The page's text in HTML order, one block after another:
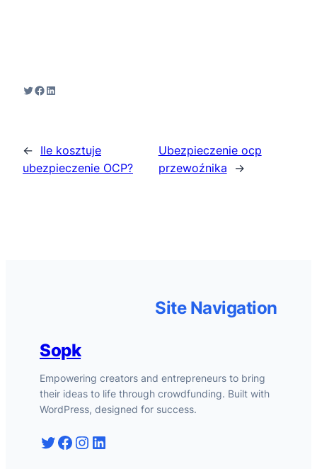
Twitter
Facebook
LinkedIn
← Ile kosztuje
ubezpieczenie OCP?
Ubezpieczenie ocp
przewoźnika
→
Sopk
Empowering creators and entrepreneurs to bring
their ideas to life through crowdfunding. Built with
WordPress, designed for success.
Twitter Facebook Instagram LinkedIn
Site Navigation